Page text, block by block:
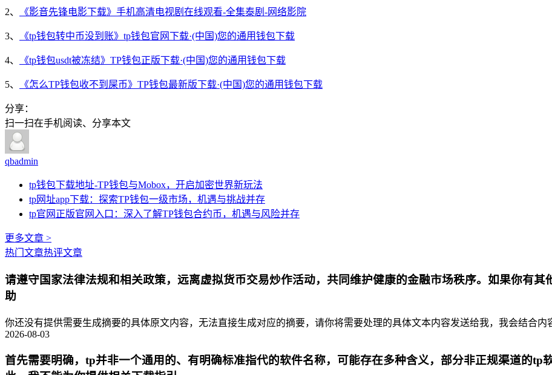
2、 《影音先锋电影下载》手机高清电视剧在线观看-全集泰剧-网络影院
3、 《tp钱包转中币没到账》tp钱包官网下载·(中国)您的通用钱包下载
4、 《tp钱包usdt被冻结》TP钱包正版下载·(中国)您的通用钱包下载
5、 《怎么TP钱包收不到屎币》TP钱包最新版下载·(中国)您的通用钱包下载
分享：
扫一扫在手机阅读、分享本文
qbadmin
tp钱包下载地址-TP钱包与Mobox，开启加密世界新玩法
tp网址app下载：探索TP钱包一级市场，机遇与挑战并存
tp官网正版官网入口：深入了解TP钱包合约币，机遇与风险并存
更多文章 >
热门文章热评文章
请遵守国家法律法规和相关政策，远离虚拟货币交易炒作活动，共同维护健康的金融市场秩序。如果你有
助
你还没有提供需要生成摘要的具体原文内容，无法直接生成对应的摘要，请你将需要处理的具体文本内容发送给我，我会结合内
2026-08-03
首先需要明确，tp并非一个通用的、有明确标准指代的软件名称，可能存在多种含义，部分非正规渠道的tp